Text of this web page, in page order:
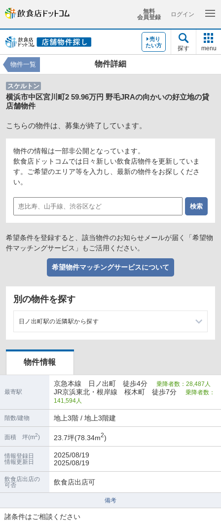
無料
会員登録
ログイン
売り
たい方
探す menu
物件詳細
物件一覧
スケルトン
横浜市中区宮川町2 59.96万円 野毛JRAの向かいの好立地の貸
店舗物件
こちらの物件は、募集が終了しています。
物件の情報は一部非公開となっています。
飲食店ドットコムでは日々新しい飲食店物件を更新していま
す。ご希望のエリア等を入力し、最新の物件をお探しくださ
い。
希望条件を登録すると、該当物件のお知らせメールが届く「希望物
件マッチングサービス」もご活用ください。
希望物件マッチングサービスについて
別の物件を探す
日ノ出町駅の近隣駅から探す
戸部駅の店舗物件・貸店舗・テナント一覧
南太田駅の店舗物件・貸店舗・テナント一覧
物件情報
最寄駅
京急本線 日ノ出町 徒歩4分 乗降者数：28,487人
JR京浜東北・根岸線 桜木町 徒歩7分 乗降者数：
141,594人
階数/建物 地上3階 / 地上3階建
面積 坪(m2) 23.7坪(78.34m2)
情報登録日
情報更新日
2025/08/19
2025/08/19
飲食店出店の
可否
飲食店出店可
備考
諸条件はご相談ください